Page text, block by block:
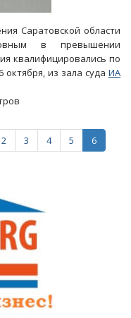
Саратовской области
в превышении
квалифицировались по
из зала суда ИА
2 3 4 5 6